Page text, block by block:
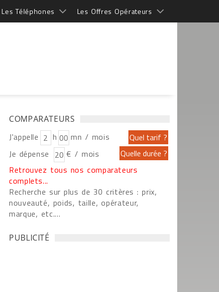
Les Téléphones Les Offres Opérateurs
COMPARATEURS
J'appelle h
mn / mois
Je dépense
€ / mois
Retrouvez tous nos comparateurs
complets...
Recherche sur plus de 30 critères : prix,
nouveauté, poids, taille, opérateur,
marque, etc....
PUBLICITÉ